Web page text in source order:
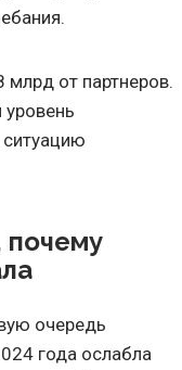
млрд от партнеров.
почему
очередь
года ослабла